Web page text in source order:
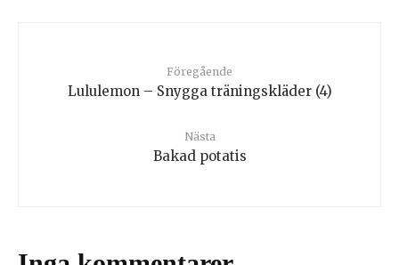
Föregående
Lululemon – Snygga träningskläder (4)
Nästa
Bakad potatis